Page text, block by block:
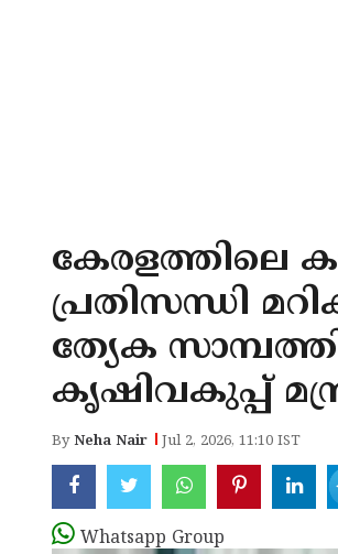
കേരളത്തിലെ
പ്രതിസന്ധി
ത്യേക
കൃഷിവകുപ്പ്
ByNeha Nair Jul 2, 2026, 11:10 IST
Whatsapp Group